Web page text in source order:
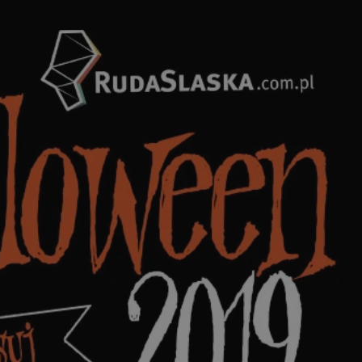
sesji.
sesji.
usługę Cookie-
pliki cookie. Jest
Script.com
dla ich
dotyczące
i
że ich
w przyszłych
zapewniając, że
a ich dane są
witrynę